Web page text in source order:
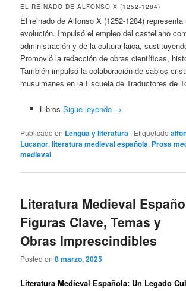
EL REINADO DE ALFONSO X (1252-1284)
El reinado de Alfonso X (1252-1284)
evolución. Impulsó el empleo del castellano
administración y de la cultura laica,
Promovió la redacción de obras científicas,
También impulsó la colaboración de sabios
musulmanes en la Escuela de Traductores de
Libros Sigue leyendo →
Publicado en Lengua y literatura | Etiquetado
Lucanor,literatura medieval española, Prosa
medieval
Literatura Medieval
Figuras Clave, Temas y
Obras Imprescindibles
Posted on8 marzo, 2025
Literatura Medieval Española: Un Legado